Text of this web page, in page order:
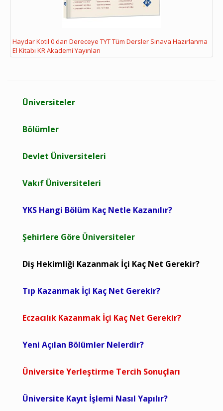
Haydar Kotil 0'dan Dereceye TYT Tüm Dersler Sınava Hazırlanma
El Kitabı KR Akademi Yayınları
Üniversiteler
Bölümler
Devlet Üniversiteleri
Vakıf Üniversiteleri
YKS Hangi Bölüm Kaç Netle Kazanılır?
Şehirlere Göre Üniversiteler
Diş Hekimliği Kazanmak İçi Kaç Net Gerekir?
Tıp Kazanmak İçi Kaç Net Gerekir?
Eczacılık Kazanmak İçi Kaç Net Gerekir?
Yeni Açılan Bölümler Nelerdir?
Üniversite Yerleştirme Tercih Sonuçları
Üniversite Kayıt İşlemi Nasıl Yapılır?